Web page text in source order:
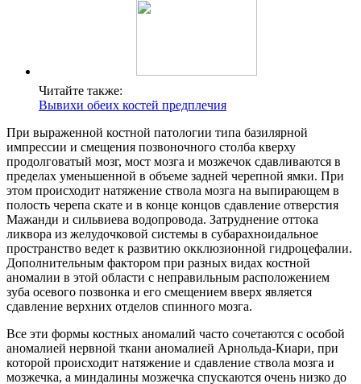
Читайте также:
Вывихи обеих костей предплечия
При выраженной костной патологии типа базилярной
импрессии и смещения позвоночного столба кверху
продолговатый мозг, мост мозга и мозжечок сдавливаются в
пределах уменьшенной в объеме задней черепной ямки. При
этом происходит натяжение ствола мозга на выпирающем в
полость черепа скате и в конце концов сдавление отверстия
Мажанди и сильвиева водопровода. Затруднение оттока
ликвора из желудочковой системы в субарахноидальное
пространство ведет к развитию окклюзионной гидроцефалии.
Дополнительным фактором при разных видах костной
аномалии в этой области с неправильным расположением
зуба осевого позвонка и его смещением вверх является
сдавление верхних отделов спинного мозга.
Все эти формы костных аномалий часто сочетаются с особой
аномалией нервной ткани аномалией Арнольда-Киари, при
которой происходит натяжение и сдавление ствола мозга и
мозжечка, а миндалины мозжечка спускаются очень низко до